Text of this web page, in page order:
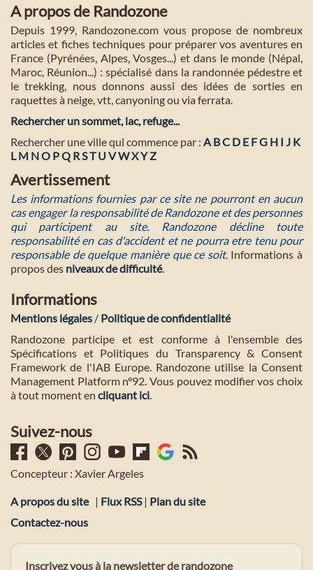
A propos de Randozone
Depuis 1999, Randozone.com vous propose de nombreux
articles et fiches techniques pour préparer vos aventures en
France (Pyrénées, Alpes, Vosges...) et dans le monde (Népal,
Maroc, Réunion...) : spécialisé dans la randonnée pédestre et
le trekking, nous donnons aussi des idées de sorties en
raquettes à neige, vtt, canyoning ou via ferrata.
Rechercher un sommet, lac, refuge...
Rechercher une ville qui commence par : A BC D E FG H I J K
L M NO PQ R ST U VWXY Z
Avertissement
Les informations fournies par ce site ne pourront en aucun
cas engager la responsabilité de Randozone et des personnes
qui participent au site. Randozone décline toute
responsabilité en cas d'accident et ne pourra etre tenu pour
responsable de quelque manière que ce soit. Informations à
propos des niveaux de difficulté.
Informations
Mentions légales / Politique de confidentialité
Randozone participe et est conforme à l'ensemble des
Spécifications et Politiques du Transparency & Consent
Framework de l'IAB Europe. Randozone utilise la Consent
Management Platform n°92. Vous pouvez modifier vos choix
à tout moment en cliquant ici
Suivez-nous
Concepteur : Xavier Argeles
A propos du site | Flux RSS| Plan du site
Contactez-nous
Inscrivez vous à la newsletter de randozone